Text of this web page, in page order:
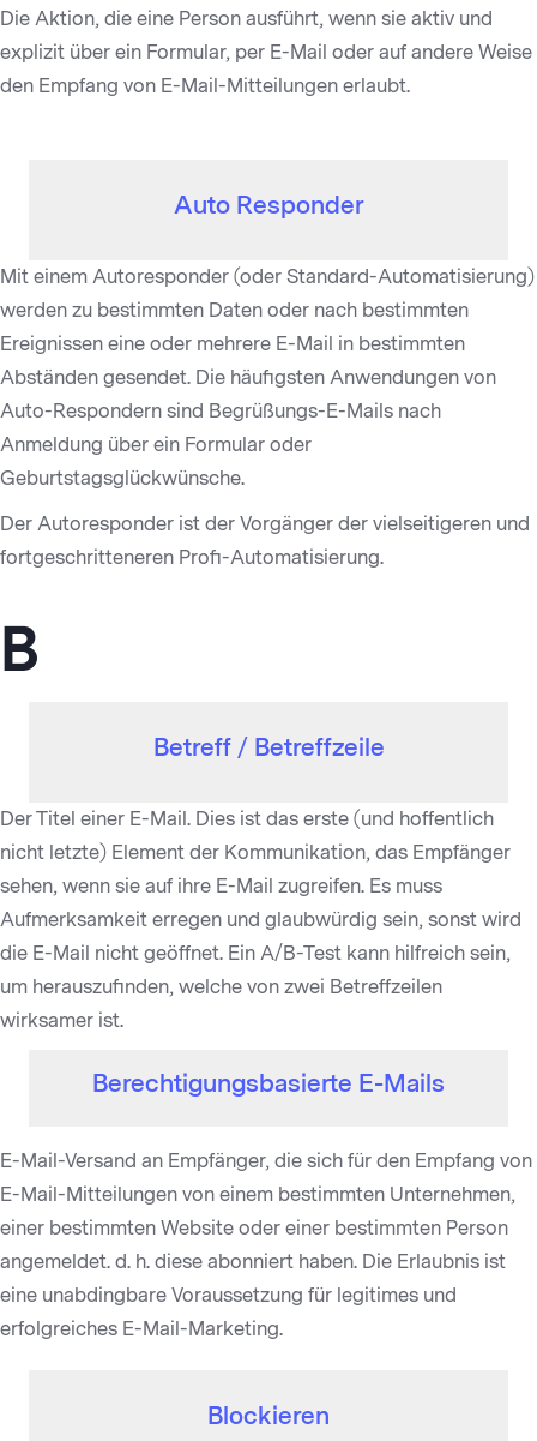
Die Aktion, die eine Person ausführt, wenn sie aktiv und
explizit über ein Formular, per E-Mail oder auf andere Weise
den Empfang von E-Mail-Mitteilungen erlaubt.
Auto Responder
Mit einem Autoresponder (oder Standard-Automatisierung)
werden zu bestimmten Daten oder nach bestimmten
Ereignissen eine oder mehrere E-Mail in bestimmten
Abständen gesendet. Die häufigsten Anwendungen von
Auto-Respondern sind Begrüßungs-E-Mails nach
Anmeldung über ein Formular oder
Geburtstagsglückwünsche.
Der Autoresponder ist der Vorgänger der vielseitigeren und
fortgeschritteneren Profi-Automatisierung.
B
Betreff / Betreffzeile
Der Titel einer E-Mail. Dies ist das erste (und hoffentlich
nicht letzte) Element der Kommunikation, das Empfänger
sehen, wenn sie auf ihre E-Mail zugreifen. Es muss
Aufmerksamkeit erregen und glaubwürdig sein, sonst wird
die E-Mail nicht geöffnet. Ein A/B-Test kann hilfreich sein,
um herauszufinden, welche von zwei Betreffzeilen
wirksamer ist.
Berechtigungsbasierte E-Mails
E-Mail-Versand an Empfänger, die sich für den Empfang von
E-Mail-Mitteilungen von einem bestimmten Unternehmen,
einer bestimmten Website oder einer bestimmten Person
angemeldet. d. h. diese abonniert haben. Die Erlaubnis ist
eine unabdingbare Voraussetzung für legitimes und
erfolgreiches E-Mail-Marketing.
Blockieren